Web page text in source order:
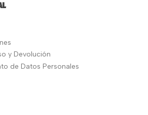
y Devolución
de Datos Personales